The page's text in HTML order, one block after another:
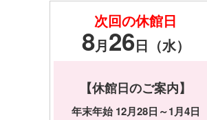
次回の休館日
8月26日（水）
【休館日のご案内】
年末年始 12月28日～1月4日